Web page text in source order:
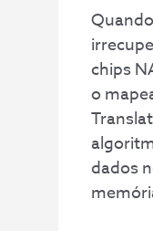
chips
o
dados